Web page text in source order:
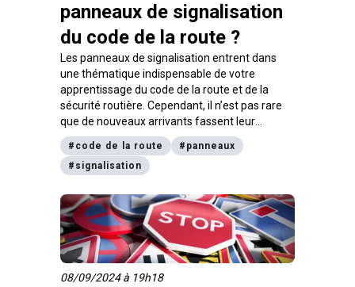
panneaux de signalisation
du code de la route ?
Les panneaux de signalisation entrent dans
une thématique indispensable de votre
apprentissage du code de la route et de la
sécurité routière. Cependant, il n’est pas rare
que de nouveaux arrivants fassent leur
apparition afin de compléter la signalisation !
# code de la route # panneaux
# signalisation
08/09/2024 à 19h18